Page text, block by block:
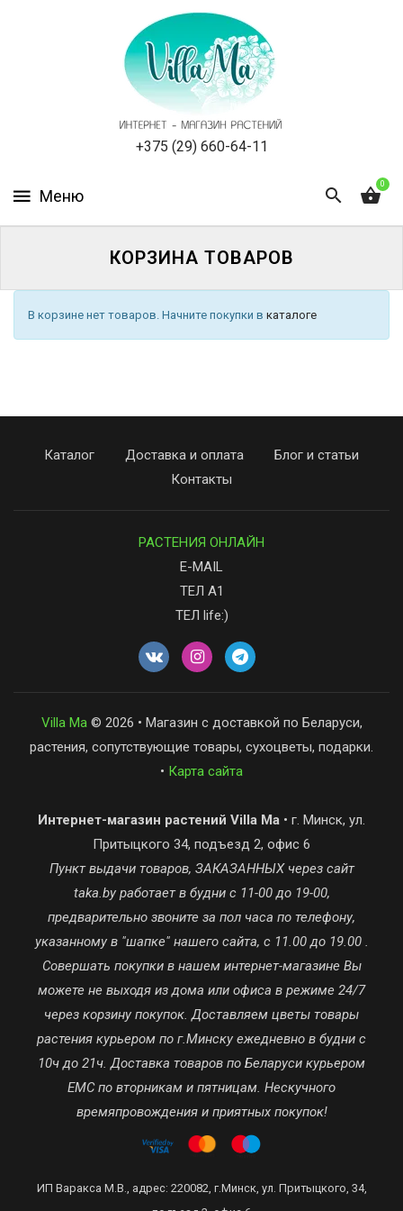
+375 (29) 660-64-11
0
НОВОСТИ,
АКЦИИ
УСЛУГИ
ВОЙТИ
КОРЗИНА ТОВАРОВ
В корзине нет товаров. Начните покупки в каталоге
Каталог Доставка и оплата
Блог и статьи
Контакты
РАСТЕНИЯ ОНЛАЙН
E-MAIL
ТЕЛ А1
ТЕЛ life:)
Villa Ma© 2026 • Магазин с доставкой по Беларуси,
растения, сопутствующие товары, сухоцветы, подарки.
• Карта сайта
Интернет-магазин растений Villa Ma • г. Минск, ул.
Притыцкого 34, подъезд 2, офис 6
Пункт выдачи товаров, ЗАКАЗАННЫХ через сайт
taka.by работает в будни с 11-00 до 19-00,
предварительно звоните за пол часа по телефону,
указанному в "шапке" нашего сайта, с 11.00 до 19.00 .
Совершать покупки в нашем интернет-магазине Вы
можете не выходя из дома или офиса в режиме 24/7
через корзину покупок. Доставляем цветы товары
растения курьером по г.Минску ежедневно в будни с
10ч до 21ч. Доставка товаров по Беларуси курьером
ЕМС по вторникам и пятницам. Нескучного
времяпровождения и приятных покупок!
ИП Варакса М.В., адрес: 220082, г.Минск, ул. Притыцкого, 34,